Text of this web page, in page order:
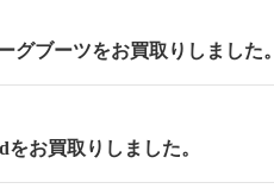
グブーツをお買取りしました。
をお買取りしました。